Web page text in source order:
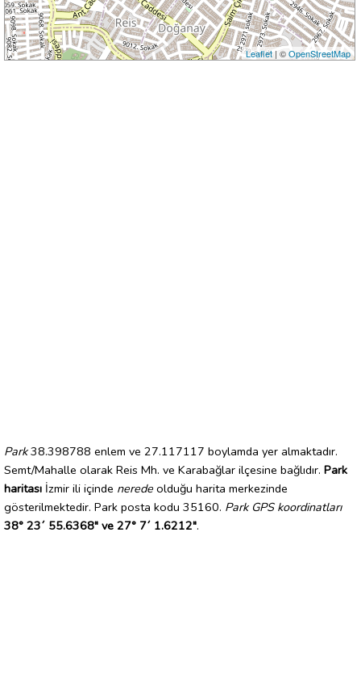
Leaflet| ©OpenStreetMap
Park38.398788 enlem ve 27.117117 boylamda yer almaktadır.
Semt/Mahalle olarak Reis Mh. ve Karabağlar ilçesine bağlıdır. Park
haritası İzmir ili içinde nerede olduğu harita merkezinde
gösterilmektedir. Park posta kodu 35160. Park GPS koordinatları
38° 23´ 55.6368" ve 27° 7´ 1.6212".